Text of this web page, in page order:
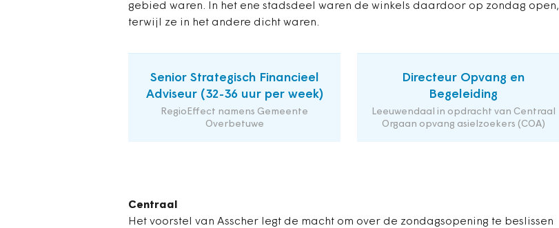
gebied waren. In het ene stadsdeel waren de winkels daardoor op zondag open,
terwijl ze in het andere dicht waren.
Senior Strategisch Financieel
Adviseur (32-36 uur per week)
RegioEffect namens Gemeente
Overbetuwe
Directeur Opvang en
Begeleiding
Leeuwendaal in opdracht van Centraal
Orgaan opvang asielzoekers (COA)
Centraal
Het voorstel van Asscher legt de macht om over de zondagsopening te beslissen